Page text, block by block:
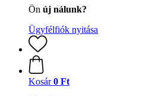
Ön új nálunk?
Ügyfélfiók nyitása
Kosár 0 Ft